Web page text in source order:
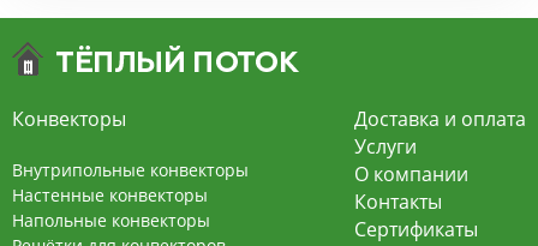
экономит электроэнергию и бесшумно работает.
конвекцией на 220В. За счет тангенциального
вентилятора создает принудительную
конвекцию, что позволяет обогревать
помещения большой площади.
Конвекторы
Внутрипольные конвекторы
Настенные конвекторы
Напольные конвекторы
Доставка и оплата
Услуги
О компании
Контакты
Сертификаты